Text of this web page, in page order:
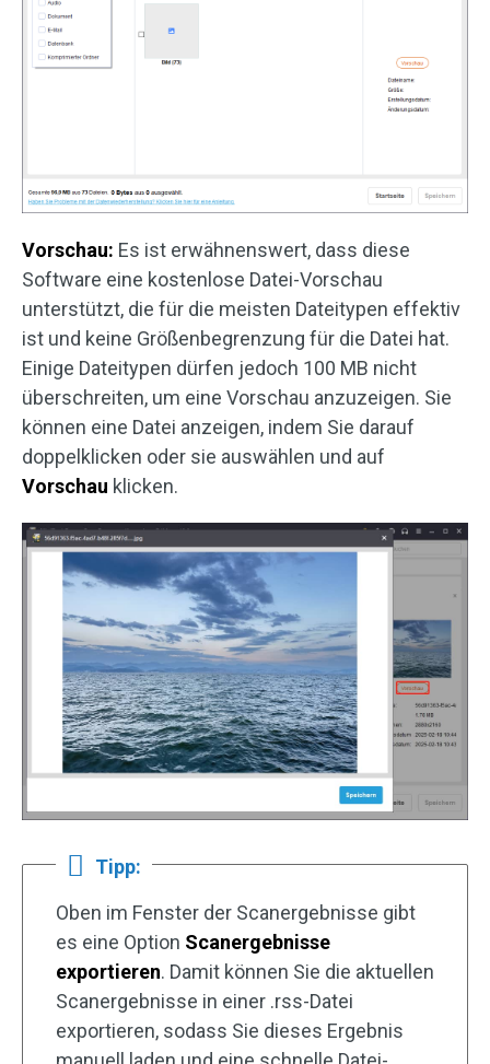
Vorschau: Es ist erwähnenswert, dass diese
Software eine kostenlose Datei-Vorschau
unterstützt, die für die meisten Dateitypen effektiv
ist und keine Größenbegrenzung für die Datei hat.
Einige Dateitypen dürfen jedoch 100 MB nicht
überschreiten, um eine Vorschau anzuzeigen. Sie
können eine Datei anzeigen, indem Sie darauf
doppelklicken oder sie auswählen und auf
Vorschau klicken.
Tipp:
Oben im Fenster der Scanergebnisse gibt
es eine Option Scanergebnisse
exportieren. Damit können Sie die aktuellen
Scanergebnisse in einer .rss-Datei
exportieren, sodass Sie dieses Ergebnis